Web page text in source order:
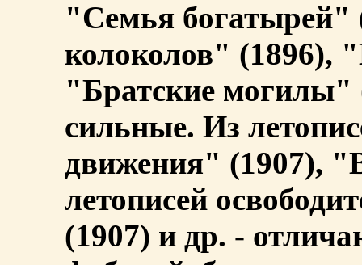
"Семья богатырей"
колоколов" (1896),
"Братские могилы"
сильные. Из
движения" (1907),
летописей
(1907) и др. -